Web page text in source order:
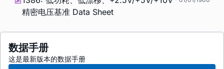
精密电压基准 Data Sheet
数据手册
这是最新版本的数据手册